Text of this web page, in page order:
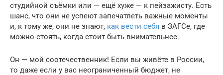
студийной съёмки или — ещё хуже — к пейзажисту. Есть
шанс, что они не успеют запечатлеть важные моменты
и, к тому же, они не знают, как вести себя в ЗАГСе, где
можно стоять, когда стоит быть внимательнее.
Он — мой соотечественник! Если вы живёте в России,
то даже если у вас неограниченный бюджет, не